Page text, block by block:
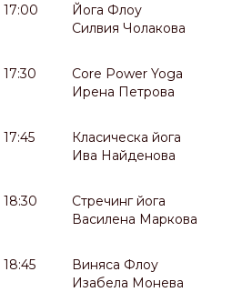
17:00
Йога Флоу
Силвия Чолакова
17:30
Core Power Yoga
Ирена Петрова
17:45
Класическа йога
Ива Найденова
18:30
Стречинг йога
Василена Маркова
18:45
Виняса Флоу
Изабела Монева